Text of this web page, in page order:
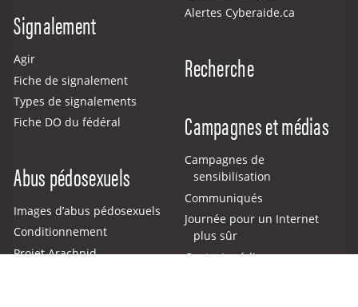
Signalement
Agir
Fiche de signalement
Types de signalements
Fiche DO du fédéral
Abus pédosexuels
Images d’abus pédosexuels
Conditionnement
Projet Arachnid
Alertes Cyberaide.ca
Recherche
Campagnes et médias
Campagnes de
sensibilisation
Communiqués
Journée pour un Internet
plus sûr
Contact médias